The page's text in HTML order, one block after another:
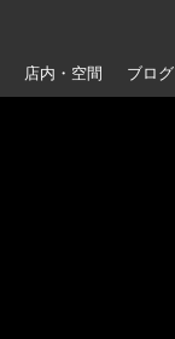
店内・空間 ブログ